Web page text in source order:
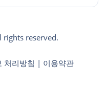
reserved.
처리방침 | 이용약관